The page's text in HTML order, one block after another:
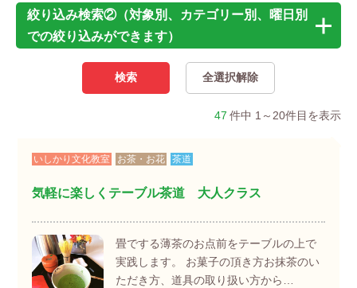
絞り込み検索②（対象別、カテゴリー別、曜日別
での絞り込みができます）
47 件中 1～20件目を表示
いしかり文化教室 お茶・お花 茶道
気軽に楽しくテーブル茶道 大人クラス
畳でする薄茶のお点前をテーブルの上で
実践します。 お菓子の頂き方お抹茶のい
ただき方、道具の取り扱い方から…